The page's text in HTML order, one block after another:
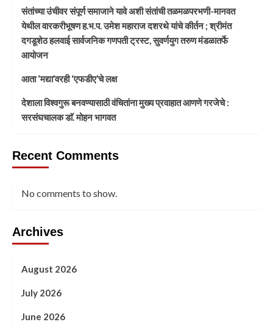
संतांच्या उंचीवर संपूर्ण समाजाने यावे अशी संतांची तळमळपरभणी-मानवत
येथील वारकरीभूषण ह.भ.प. उमेश महाराज दशरथे यांचे कीर्तन ; श्रीमंत
दगडूशेठ हलवाई सार्वजनिक गणपती ट्रस्ट, सुवर्णयुग तरुण मंडळातर्फे
आयोजन
आता ‘मद्या’वरही ‘एफडीए’चे लक्ष
देशाला विश्वगुरू बनवण्यासाठी वंचितांना मुख्य प्रवाहात आणणे गरजेचे :
सरसंघचालक डाॅ. मोहन भागवत
Recent Comments
No comments to show.
Archives
August 2026
July 2026
June 2026